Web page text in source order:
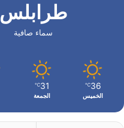
طرابلس
سماء صافية
36
℃
الخميس
31
℃
الجمعة